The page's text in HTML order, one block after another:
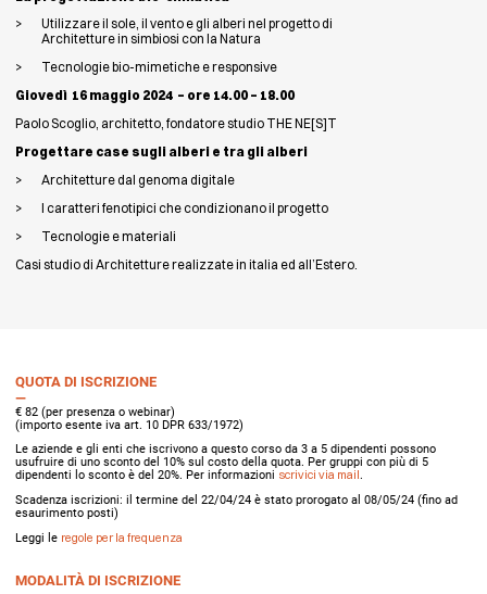
Utilizzare il sole, il vento e gli alberi nel progetto di
Architetture in simbiosi con la Natura
Tecnologie bio-mimetiche e responsive
Giovedì 16 maggio 2024 – ore 14.00 – 18.00
Paolo Scoglio, architetto, fondatore studio THE NE[S]T
Progettare case sugli alberi e tra gli alberi
Architetture dal genoma digitale
I caratteri fenotipici che condizionano il progetto
Tecnologie e materiali
Casi studio di Architetture realizzate in italia ed all’Estero.
QUOTA DI ISCRIZIONE
€ 82 (per presenza o webinar)
(importo esente iva art. 10 DPR 633/1972)
Le aziende e gli enti che iscrivono a questo corso da 3 a 5 dipendenti possono
usufruire di uno sconto del 10% sul costo della quota. Per gruppi con più di 5
dipendenti lo sconto è del 20%. Per informazioni scrivici via mail .
Scadenza iscrizioni: il termine del 22/04/24 è stato prorogato al 08/05/24 (fino ad
esaurimento posti)
Leggi le regole per la frequenza
MODALITÀ DI ISCRIZIONE